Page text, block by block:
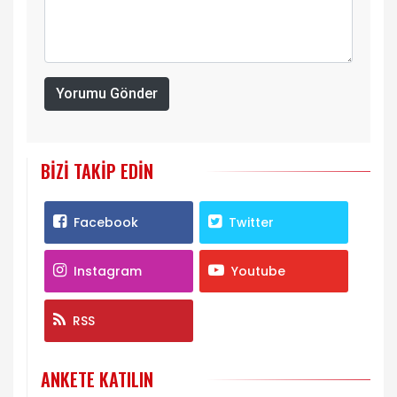
Yorumu Gönder
BIZI TAKIP EDIN
Facebook Twitter
Instagram Youtube
RSS
ANKETE KATILIN